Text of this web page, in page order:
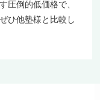
圧倒的低価格で、
ひ他塾様と比較し